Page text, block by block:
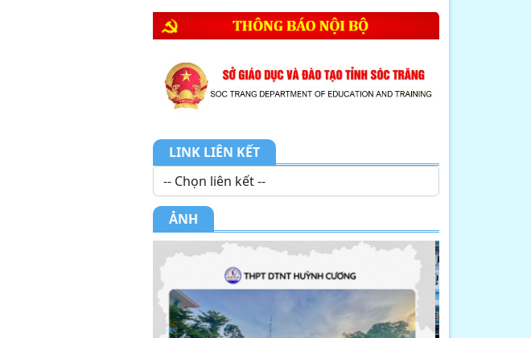
2. Kế hoạch Thực hiện mô hình
3. Công văn V/v triển khai thực hiện
tiếp n...
LINK LIÊN KẾT
ẢNH